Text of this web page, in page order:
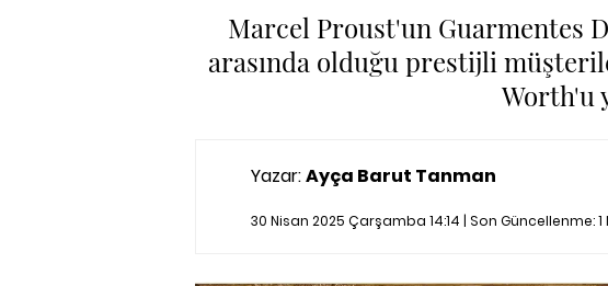
Marcel Proust'un Guarmentes
arasında olduğu prestijli
Worth'u
Yazar:Ayça Barut Tanman
30 Nisan 2025 Çarşamba 14:14 | Son Güncellenme: